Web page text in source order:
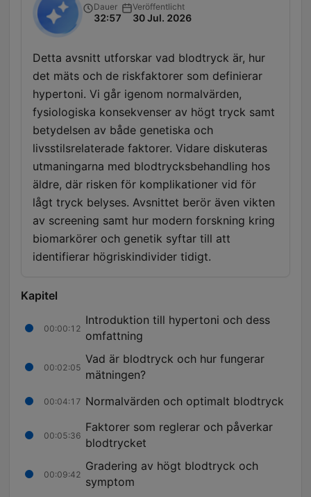
Dauer
32:57
Veröffentlicht
30 Jul. 2026
Detta avsnitt utforskar vad blodtryck är, hur
det mäts och de riskfaktorer som definierar
hypertoni. Vi går igenom normalvärden,
fysiologiska konsekvenser av högt tryck samt
betydelsen av både genetiska och
livsstilsrelaterade faktorer. Vidare diskuteras
utmaningarna med blodtrycksbehandling hos
äldre, där risken för komplikationer vid för
lågt tryck belyses. Avsnittet berör även vikten
av screening samt hur modern forskning kring
biomarkörer och genetik syftar till att
identifierar högriskindivider tidigt.
Kapitel
00:00:12
Introduktion till hypertoni och dess
omfattning
00:02:05
Vad är blodtryck och hur fungerar
mätningen?
00:04:17 Normalvärden och optimalt blodtryck
00:05:36
Faktorer som reglerar och påverkar
blodtrycket
00:09:42
Gradering av högt blodtryck och
symptom